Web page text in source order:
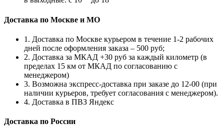
Доставка по Москве и МО
1. Доставка по Москве курьером в течение 1-2 рабочих
дней после оформления заказа – 500 руб;
2. Доставка за МКАД +30 руб за каждый километр (в
пределах 15 км от МКАД по согласованию с
менеджером)
3. Возможна экспресс-доставка при заказе до 12-00 (при
наличии курьеров, требует согласования с менеджером).
4. Доставка в ПВЗ Яндекс
Доставка по России